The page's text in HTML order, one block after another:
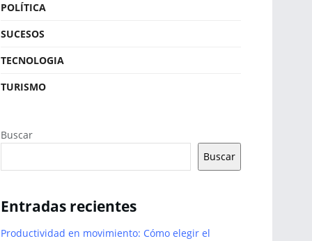
POLÍTICA
SUCESOS
TECNOLOGIA
TURISMO
Buscar
Buscar
Entradas recientes
Productividad en movimiento: Cómo elegir el